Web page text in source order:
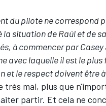
du pilote ne correspond
la situation de Raúl et de
à commencer par Casey
avec laquelle il est le
et le respect doivent être
très mal, plus que
partir. Et cela ne